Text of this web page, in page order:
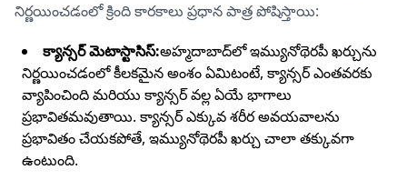
నిర్ణయించడంలో క్రింది కారకాలు ప్రధాన పాత్ర పోషిస్తాయి:
క్యాన్సర్ మెటాస్టాసిస్:అహ్మదాబాద్‌లో ఇమ్యునోథెరపీ ఖర్చును
నిర్ణయించడంలో కీలకమైన అంశం ఏమిటంటే, క్యాన్సర్ ఎంతవరకు
వ్యాపించింది మరియు క్యాన్సర్ వల్ల ఏయే భాగాలు
ప్రభావితమవుతాయి. క్యాన్సర్ ఎక్కువ శరీర అవయవాలను
ప్రభావితం చేయకపోతే, ఇమ్యునోథెరపీ ఖర్చు చాలా తక్కువగా
ఉంటుంది.